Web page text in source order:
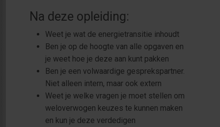
Na deze opleiding:
Weet je wat de energietransitie inhoudt
Ben je op de hoogte van alle opgaven en
je weet hoe je deze aan kunt pakken
Ben je een volwaardige gesprekspartner.
Niet alleen intern, maar ook extern
Weet je welke vragen je moet stellen om
weloverwogen keuzes te kunnen maken
en kun je deze verdedigen